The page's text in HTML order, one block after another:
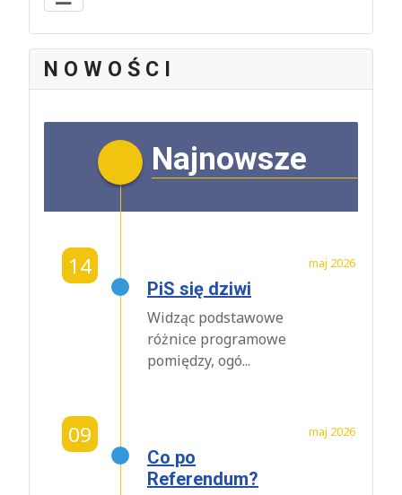
N O W O Ś C I
Najnowsze
14 maj 2026
PiS się dziwi
Widząc podstawowe
różnice programowe
pomiędzy, ogó...
09 maj 2026
Co po
Referendum?